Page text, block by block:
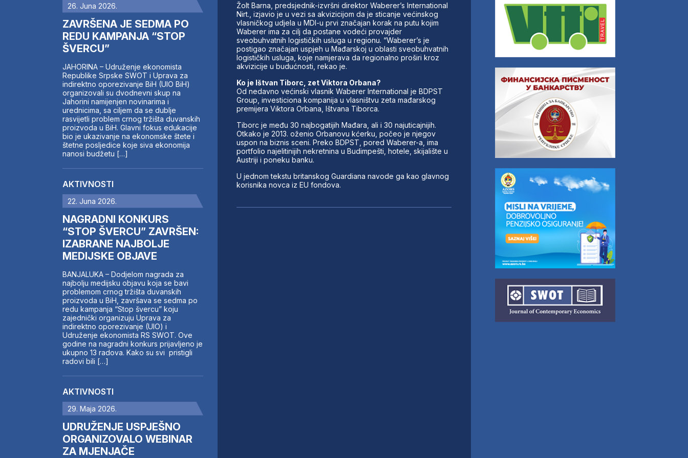
26. Juna 2026.
ZAVRŠENA JE SEDMA PO
REDU KAMPANJA “STOP
ŠVERCU”
JAHORINA – Udruženje ekonomista
Republike Srpske SWOT i Uprava za
indirektno oporezivanje BiH (UIO BiH)
organizovali su dvodnevni skup na
Jahorini namijenjen novinarima i
urednicima, sa ciljem da se dublje
rasvijetli problem crnog tržišta duvanskih
proizvoda u BiH. Glavni fokus edukacije
bio je ukazivanje na ekonomske štete i
štetne posljedice koje siva ekonomija
nanosi budžetu […]
AKTIVNOSTI
22. Juna 2026.
NAGRADNI KONKURS
“STOP ŠVERCU” ZAVRŠEN:
IZABRANE NAJBOLJE
MEDIJSKE OBJAVE
BANJALUKA – Dodjelom nagrada za
najbolju medijsku objavu koja se bavi
problemom crnog tržišta duvanskih
proizvoda u BiH, završava se sedma po
redu kampanja “Stop švercu” koju
zajednički organizuju Uprava za
indirektno oporezivanje (UIO) i
Udruženje ekonomista RS SWOT. Ove
godine na nagradni konkurs prijavljeno je
ukupno 13 radova. Kako su svi pristigli
radovi bili […]
AKTIVNOSTI
29. Maja 2026.
UDRUŽENJE USPJEŠNO
ORGANIZOVALO WEBINAR
ZA MJENJAČE
Žolt Barna, predsjednik-izvršni direktor Waberer’s International
Nirt., izjavio je u vezi sa akvizicijom da je sticanje većinskog
vlasničkog udjela u MDI-u prvi značajan korak na putu kojim
Waberer ima za cilj da postane vodeći provajder
sveobuhvatnih logističkih usluga u regionu. “Waberer’s je
postigao značajan uspjeh u Mađarskoj u oblasti sveobuhvatnih
logističkih usluga, koje namjerava da regionalno proširi kroz
akvizicije u budućnosti, rekao je.
Ko je Ištvan Tiborc, zet Viktora Orbana?
Od nedavno većinski vlasnik Waberer International je BDPST
Group, investiciona kompanija u vlasništvu zeta mađarskog
premijera Viktora Orbana, Ištvana Tiborca.
Tiborc je među 30 najbogatijih Mađara, ali i 30 najuticajnijih.
Otkako je 2013. oženio Orbanovu kćerku, počeo je njegov
uspon na biznis sceni. Preko BDPST, pored Waberer-a, ima
portfolio najelitinijih nekretnina u Budimpešti, hotele, skijalište u
Austriji i poneku banku.
U jednom tekstu britanskog Guardiana navode ga kao glavnog
korisnika novca iz EU fondova.